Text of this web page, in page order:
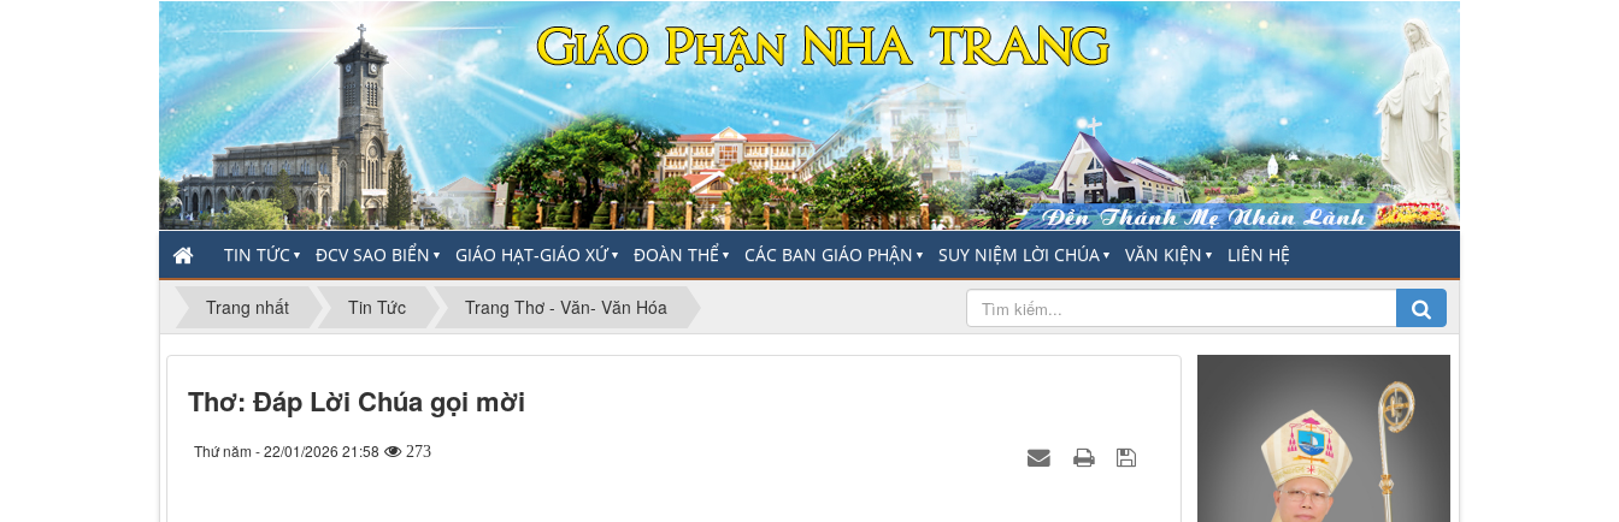
TIN TỨC ▼ ĐCV SAO BIỂN ▼ GIÁO HẠT-GIÁO XỨ▼ ĐOÀN THỂ ▼ CÁC BAN GIÁO PHẬN ▼ SUY NIỆM LỜI CHÚA ▼ VĂN KIỆN ▼ LIÊN HỆ
Trang nhất Tin Tức Trang Thơ - Văn- Văn Hóa
Thơ: Đáp Lời Chúa gọi mời
Thứ năm - 22/01/2026 21:58 273